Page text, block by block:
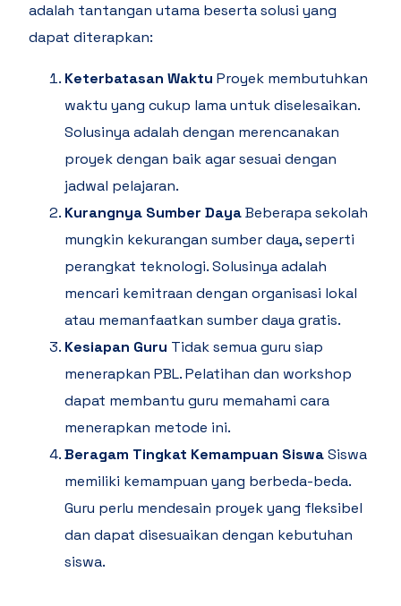
adalah tantangan utama beserta solusi yang
dapat diterapkan:
Keterbatasan Waktu Proyek membutuhkan
waktu yang cukup lama untuk diselesaikan.
Solusinya adalah dengan merencanakan
proyek dengan baik agar sesuai dengan
jadwal pelajaran.
Kurangnya Sumber DayaBeberapa sekolah
mungkin kekurangan sumber daya, seperti
perangkat teknologi. Solusinya adalah
mencari kemitraan dengan organisasi lokal
atau memanfaatkan sumber daya gratis.
Kesiapan Guru Tidak semua guru siap
menerapkan PBL. Pelatihan dan workshop
dapat membantu guru memahami cara
menerapkan metode ini.
Beragam Tingkat Kemampuan SiswaSiswa
memiliki kemampuan yang berbeda-beda.
Guru perlu mendesain proyek yang fleksibel
dan dapat disesuaikan dengan kebutuhan
siswa.